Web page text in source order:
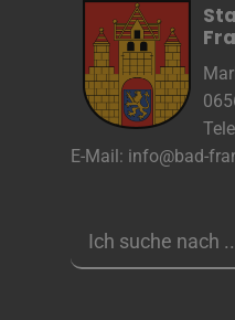
E-Mail: info@bad-
Cookies
Anbieter
Die
Zweck
Unbekannt
Cookie Name